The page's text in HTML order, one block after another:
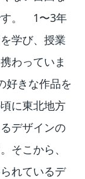
す。 1〜3年
学び、授業
わっていま
好きな作品を
に東北地方
デザインの
そこから、
れているデ